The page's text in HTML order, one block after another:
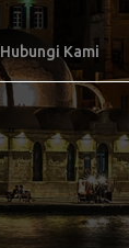
Hubungi Kami